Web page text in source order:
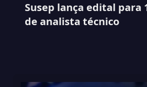
Susep lança edital para
de analista técnico